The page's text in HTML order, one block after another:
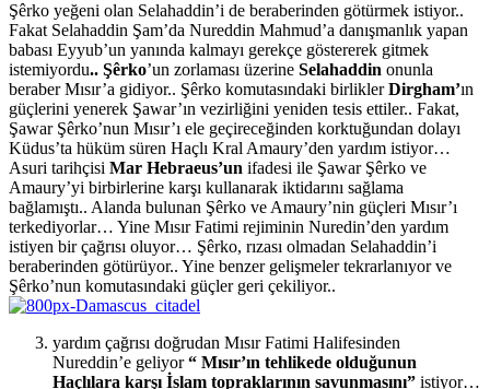
Şêrko yeğeni olan Selahaddin’i de beraberinden götürmek istiyor..
Fakat Selahaddin Şam’da Nureddin Mahmud’a danışmanlık yapan
babası Eyyub’un yanında kalmayı gerekçe göstererek gitmek
istemiyordu.. Şêrko’un zorlaması üzerine Selahaddin onunla
beraber Mısır’a gidiyor.. Şêrko komutasındaki birliklerDirgham’ın
güçlerini yenerek Şawar’ın vezirliğini yeniden tesis ettiler.. Fakat,
Şawar Şêrko’nun Mısır’ı ele geçireceğinden korktuğundan dolayı
Küdus’ta hüküm süren Haçlı Kral Amaury’den yardım istiyor…
Asuri tarihçisi Mar Hebraeus’un ifadesi ile Şawar Şêrko ve
Amaury’yi birbirlerine karşı kullanarak iktidarını sağlama
bağlamıştı.. Alanda bulunan Şêrko ve Amaury’nin güçleri Mısır’ı
terkediyorlar… Yine Mısır Fatimi rejiminin Nuredin’den yardım
istiyen bir çağrısı oluyor… Şêrko, rızası olmadan Selahaddin’i
beraberinden götürüyor.. Yine benzer gelişmeler tekrarlanıyor ve
Şêrko’nun komutasındaki güçler geri çekiliyor..
yardım çağrısı doğrudan Mısır Fatimi Halifesinden
Nureddin’e geliyor“ Mısır’ın tehlikede olduğunun
Haçlılara karşı İslam topraklarının savunmasını” istiyor…